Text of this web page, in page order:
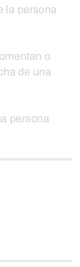
la persona
o
de una
persona